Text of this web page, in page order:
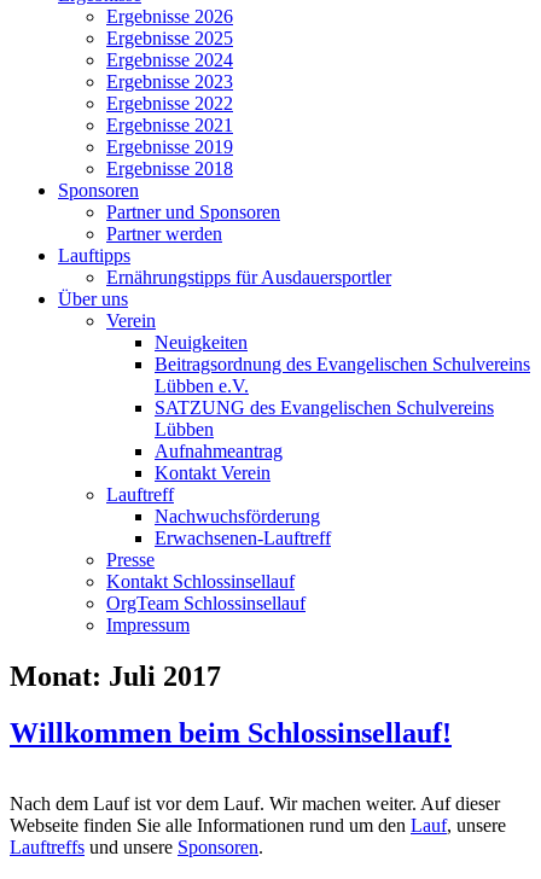
Ergebnisse 2026
Ergebnisse 2025
Ergebnisse 2024
Ergebnisse 2023
Ergebnisse 2022
Ergebnisse 2021
Ergebnisse 2019
Ergebnisse 2018
Sponsoren
Partner und Sponsoren
Partner werden
Lauftipps
Ernährungstipps für Ausdauersportler
Über uns
Verein
Neuigkeiten
Beitragsordnung des Evangelischen Schulvereins
Lübben e.V.
SATZUNG des Evangelischen Schulvereins
Lübben
Aufnahmeantrag
Kontakt Verein
Lauftreff
Nachwuchsförderung
Erwachsenen-Lauftreff
Presse
Kontakt Schlossinsellauf
OrgTeam Schlossinsellauf
Impressum
Monat: Juli 2017
Willkommen beim Schlossinsellauf!
Nach dem Lauf ist vor dem Lauf. Wir machen weiter. Auf dieser
Webseite finden Sie alle Informationen rund um den Lauf, unsere
Lauftreffs und unsere Sponsoren.